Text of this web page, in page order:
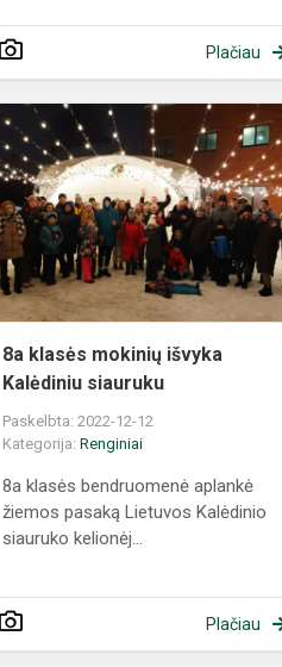
Plačiau
8a klasės mokinių išvyka
Kalėdiniu siauruku
Paskelbta: 2022-12-12
Kategorija:Renginiai
8a klasės bendruomenė aplankė
žiemos pasaką Lietuvos Kalėdinio
siauruko kelionėj...
Plačiau